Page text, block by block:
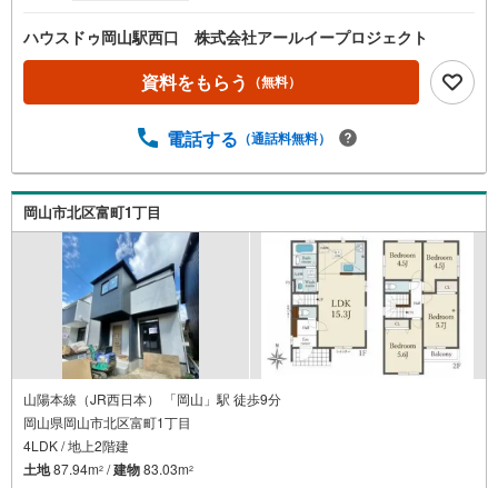
ハウスドゥ岡山駅西口 株式会社アールイープロジェクト
資料をもらう （無料）
電話する （通話料無料）
岡山市北区富町1丁目
山陽本線（JR西日本） 「岡山」駅 徒歩9分
岡山県岡山市北区富町1丁目
4LDK / 地上2階建
土地87.94m2 /建物83.03m2